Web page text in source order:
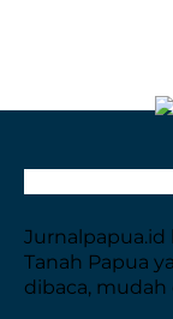
Jurnalpapua.id
Tanah Papua
dibaca,